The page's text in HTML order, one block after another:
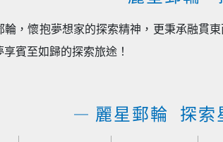
，懷抱夢想家的探索精神，更秉承融貫
賓至如歸的探索旅途！
麗星郵輪 探索